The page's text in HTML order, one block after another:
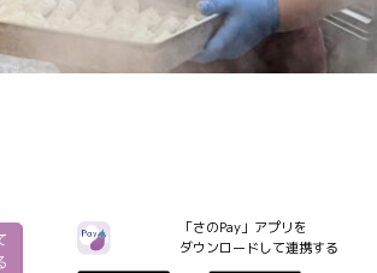
「さのPay」アプリを
ダウンロードして連携する